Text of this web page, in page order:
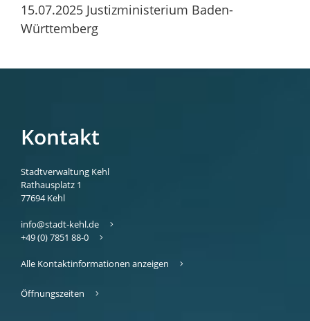
15.07.2025 Justizministerium Baden-
Württemberg
Kontakt
Stadtverwaltung Kehl
Rathausplatz 1
77694 Kehl
info@stadt-kehl.de
+49 (0) 7851 88-0
Alle Kontaktinformationen anzeigen
Öffnungszeiten